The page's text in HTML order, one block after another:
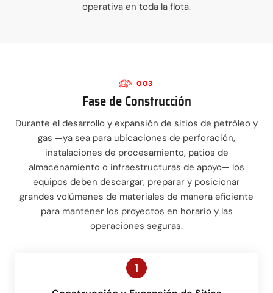
operativa en toda la flota.
003
Fase de Construcción
Durante el desarrollo y expansión de sitios de petróleo y
gas —ya sea para ubicaciones de perforación,
instalaciones de procesamiento, patios de
almacenamiento o infraestructuras de apoyo— los
equipos deben descargar, preparar y posicionar
grandes volúmenes de materiales de manera eficiente
para mantener los proyectos en horario y las
operaciones seguras.
1